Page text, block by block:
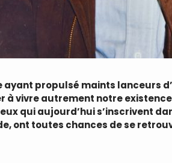
propulsé maints lanceurs
vivre autrement notre
qui aujourd’hui s’inscrivent
ont toutes chances de se